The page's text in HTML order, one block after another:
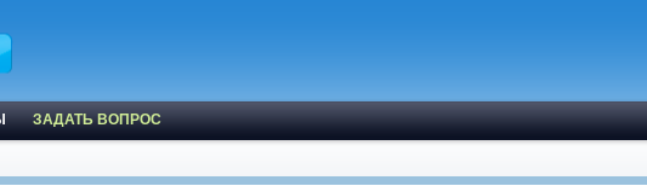
ЗАДАТЬ ВОПРОС